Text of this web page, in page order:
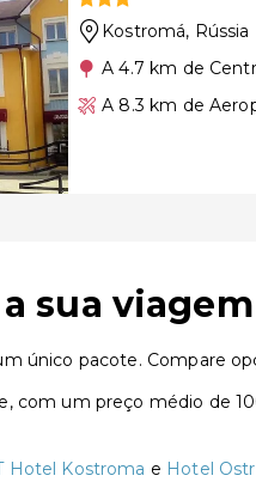
Kostromá, Rússia
A 4.7 km de
A 8.3 km de
sua
único pacote. Compare
um preço médio de
Hotel Kostroma e Hotel